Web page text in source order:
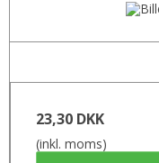
23,30 DKK
(inkl. moms)